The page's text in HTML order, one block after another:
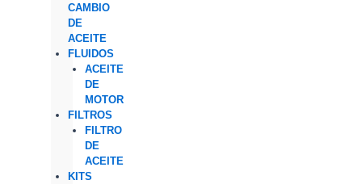
CAMBIO
DE
ACEITE
FLUIDOS
ACEITE
DE
MOTOR
FILTROS
FILTRO
DE
ACEITE
KITS